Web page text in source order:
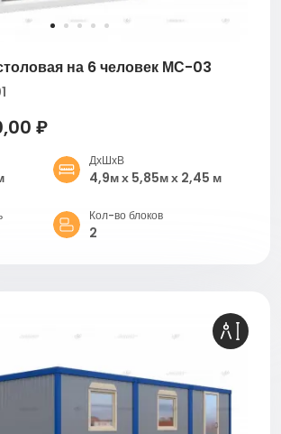
на 6 человек МС-03
₽
ДхШхВ
4,9м х 5,85м х 2,45 м
Кол-во блоков
2